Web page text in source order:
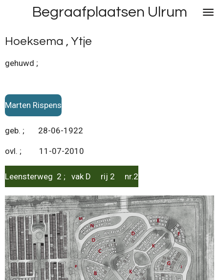
naar
de
hoofdinhoud
Begraafplaatsen Ulrum
Hoeksema , Ytje
gehuwd ;
Marten Rispens
geb. ; 28-06-1922
ovl. ; 11-07-2010
Leensterweg 2 ; vak D rij 2 nr.2